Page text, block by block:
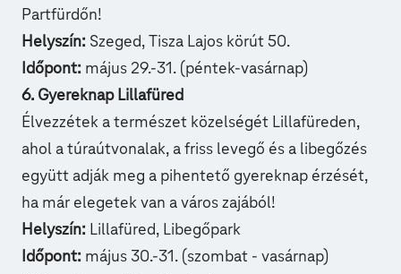
Partfürdőn!
Helyszín: Szeged, Tisza Lajos körút 50.
Időpont: május 29.-31. (péntek-vasárnap)
6. Gyereknap Lillafüred
Élvezzétek a természet közelségét Lillafüreden,
ahol a túraútvonalak, a friss levegő és a libegőzés
együtt adják meg a pihentető gyereknap érzését,
ha már elegetek van a város zajából!
Helyszín: Lillafüred, Libegőpark
Időpont: május 30.-31. (szombat - vasárnap)